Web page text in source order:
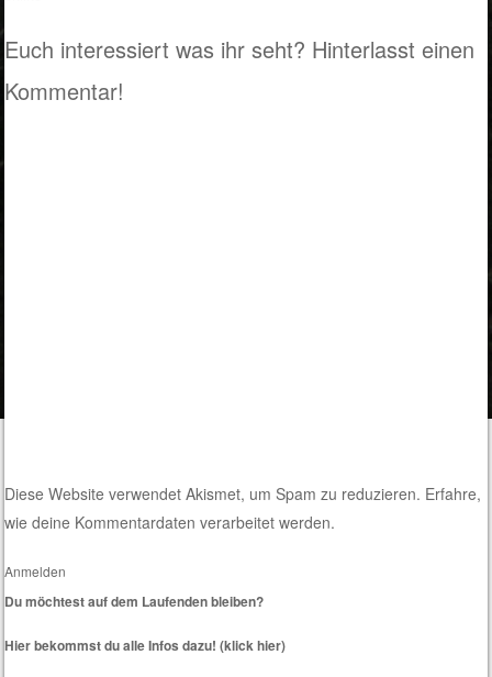
Euch interessiert was ihr seht? Hinterlasst einen
Kommentar!
Diese Website verwendet Akismet, um Spam zu reduzieren. Erfahre,
wie deine Kommentardaten verarbeitet werden.
Anmelden
Du möchtest auf dem Laufenden bleiben?
Hier bekommst du alle Infos dazu! (klick hier)